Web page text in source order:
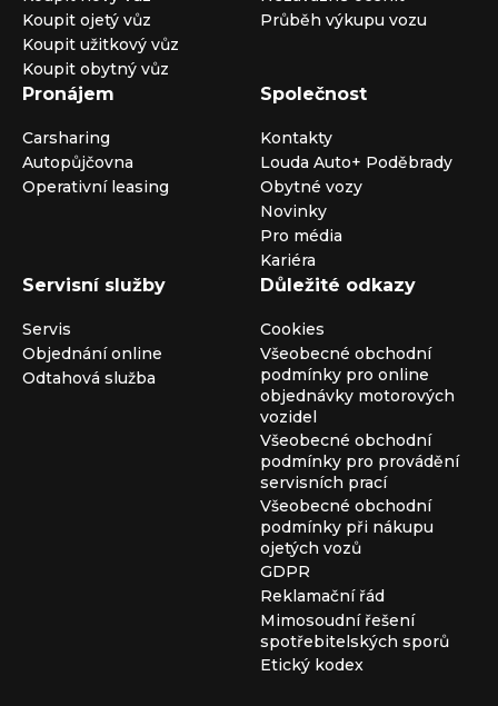
Koupit ojetý vůz
Koupit užitkový vůz
Koupit obytný vůz
Průběh výkupu vozu
Pronájem
Carsharing
Autopůjčovna
Operativní leasing
Společnost
Kontakty
Louda Auto+ Poděbrady
Obytné vozy
Novinky
Pro média
Kariéra
Servisní služby
Servis
Objednání online
Odtahová služba
Důležité odkazy
Cookies
Všeobecné obchodní
podmínky pro online
objednávky motorových
vozidel
Všeobecné obchodní
podmínky pro provádění
servisních prací
Všeobecné obchodní
podmínky při nákupu
ojetých vozů
GDPR
Reklamační řád
Mimosoudní řešení
spotřebitelských sporů
Etický kodex